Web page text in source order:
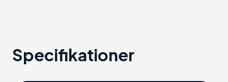
Specifikationer